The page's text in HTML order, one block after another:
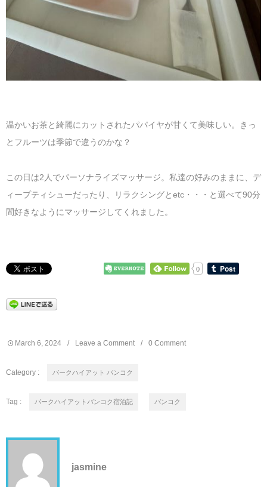
温かいお茶と綺麗にカットされたパパイヤが甘くて美味しい。きっ
とフルーツは季節で違うのかな？
この日は2人でパーソナライズマッサージ。私達の好みのままに、デ
ィープティシューだったり、リラクシングとetc・・・と選べて90分
間好きなようにマッサージしてくれました。
0
March 6 2024 Leave a Comment 0 Comment
Category : パークハイアット バンコク
Tag : パークハイアットバンコク宿泊記 バンコク
jasmine